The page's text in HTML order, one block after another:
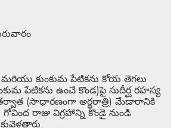
మరియు కుంకుమ పేటికను కోయ తెగలు
పేటికను ఉంచే కొండ)పై సుదీర్ఘ రహస్య
(సాధారణంగా అర్ధరాత్రి) మేడారానికి
రాజు విగ్రహాన్ని కొండై నుండి